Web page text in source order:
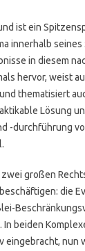
ist ein
innerhalb seines
in diesem
hervor, weist
thematisiert
Lösung
-durchführung
großen
die
In beiden
eingebracht, nun